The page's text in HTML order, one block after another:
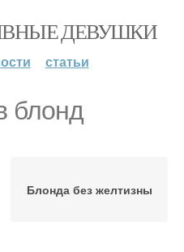
ДЕВУШКИ
статьи
блонд
Блонда без желтизны